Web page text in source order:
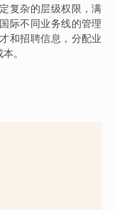
复杂的层级权限，满
际不同业务线的管理
和招聘信息，分配业
。